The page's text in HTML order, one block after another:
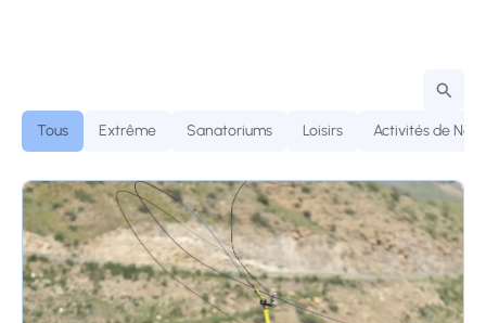
Tous Extrême Sanatoriums Loisirs Activités de